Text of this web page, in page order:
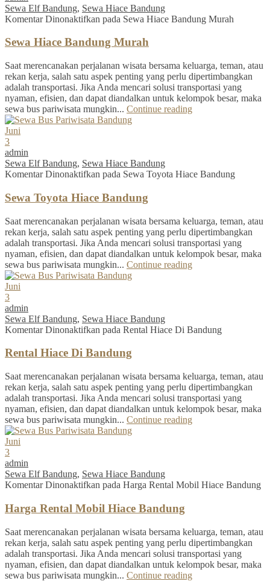
Sewa Elf Bandung, Sewa Hiace Bandung
Komentar Dinonaktifkan pada Sewa Hiace Bandung Murah
Sewa Hiace Bandung Murah
Saat merencanakan perjalanan wisata bersama keluarga, teman, atau
rekan kerja, salah satu aspek penting yang perlu dipertimbangkan
adalah transportasi. Jika Anda mencari solusi transportasi yang
nyaman, efisien, dan dapat diandalkan untuk kelompok besar, maka
sewa bus pariwisata mungkin... Continue reading
Juni
3
admin
Sewa Elf Bandung, Sewa Hiace Bandung
Komentar Dinonaktifkan pada Sewa Toyota Hiace Bandung
Sewa Toyota Hiace Bandung
Saat merencanakan perjalanan wisata bersama keluarga, teman, atau
rekan kerja, salah satu aspek penting yang perlu dipertimbangkan
adalah transportasi. Jika Anda mencari solusi transportasi yang
nyaman, efisien, dan dapat diandalkan untuk kelompok besar, maka
sewa bus pariwisata mungkin... Continue reading
Juni
3
admin
Sewa Elf Bandung, Sewa Hiace Bandung
Komentar Dinonaktifkan pada Rental Hiace Di Bandung
Rental Hiace Di Bandung
Saat merencanakan perjalanan wisata bersama keluarga, teman, atau
rekan kerja, salah satu aspek penting yang perlu dipertimbangkan
adalah transportasi. Jika Anda mencari solusi transportasi yang
nyaman, efisien, dan dapat diandalkan untuk kelompok besar, maka
sewa bus pariwisata mungkin... Continue reading
Juni
3
admin
Sewa Elf Bandung, Sewa Hiace Bandung
Komentar Dinonaktifkan pada Harga Rental Mobil Hiace Bandung
Harga Rental Mobil Hiace Bandung
Saat merencanakan perjalanan wisata bersama keluarga, teman, atau
rekan kerja, salah satu aspek penting yang perlu dipertimbangkan
adalah transportasi. Jika Anda mencari solusi transportasi yang
nyaman, efisien, dan dapat diandalkan untuk kelompok besar, maka
sewa bus pariwisata mungkin... Continue reading